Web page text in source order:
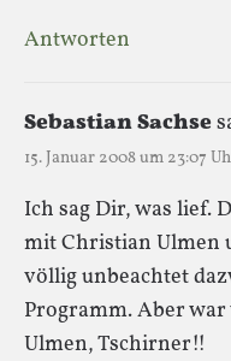
Antworten
Sebastian Sachse
15. Januar 2008 um 23:07
Ich sag Dir, was lief.
mit Christian Ulmen
völlig unbeachtet
Programm. Aber
Ulmen, Tschirner!!